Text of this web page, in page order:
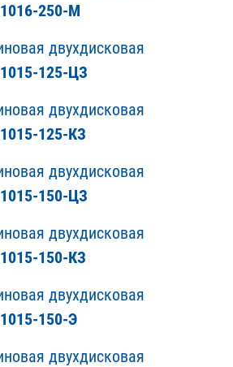
1016-250-М
двухдисковая
1015-125-ЦЗ
двухдисковая
1015-125-КЗ
двухдисковая
1015-150-ЦЗ
двухдисковая
1015-150-КЗ
двухдисковая
1015-150-Э
двухдисковая